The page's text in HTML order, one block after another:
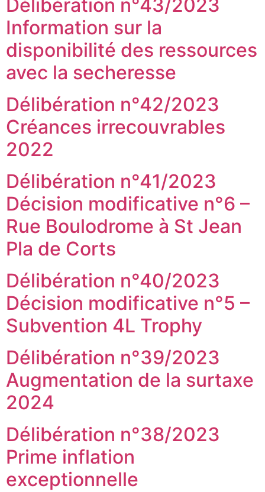
Délibération n°43/2023
Information sur la
disponibilité des ressources
avec la secheresse
Délibération n°42/2023
Créances irrecouvrables
2022
Délibération n°41/2023
Décision modificative n°6 –
Rue Boulodrome à St Jean
Pla de Corts
Délibération n°40/2023
Décision modificative n°5 –
Subvention 4L Trophy
Délibération n°39/2023
Augmentation de la surtaxe
2024
Délibération n°38/2023
Prime inflation
exceptionnelle